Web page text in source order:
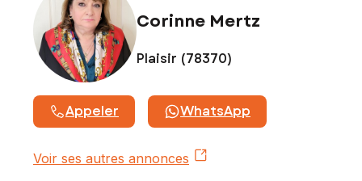
Prix de vente : 259 000 €
Honoraires charge vendeur
Contactez votre conseiller SAFTI : Corinne MERTZ, Tél. :
0612467822, E-mail : corinne.mertz@safti.fr - EI - Agent
numéro 818 485 823
Corinne Mertz
Plaisir (78370)
Appeler WhatsApp
Voir ses autres annonces